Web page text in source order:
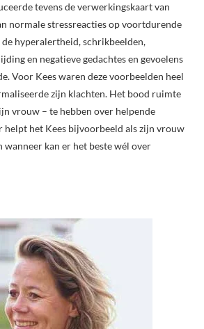
tevens de verwerkingskaart van
normale stressreacties op voortdurende
hyperalertheid, schrikbeelden,
en negatieve gedachtes en gevoelens
Voor Kees waren deze voorbeelden heel
zijn klachten. Het bood ruimte
vrouw – te hebben over helpende
helpt het Kees bijvoorbeeld als zijn vrouw
wanneer kan er het beste wél over